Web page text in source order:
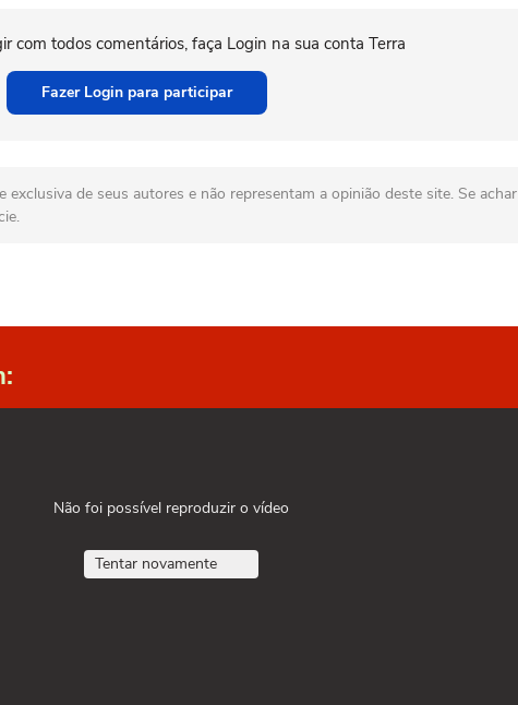
com todos comentários, faça Login na sua conta Terra
Fazer Login para participar
exclusiva de seus autores e não representam a opinião deste site. Se achar
Não foi possível reproduzir o vídeo
Tentar novamente